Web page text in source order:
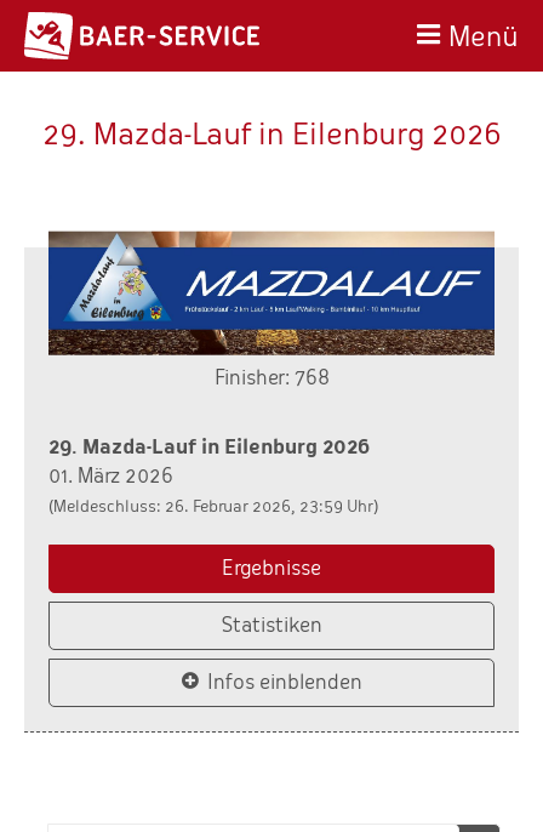
Menü
29. Mazda-Lauf in Eilenburg 2026
Finisher: 768
29. Mazda-Lauf in Eilenburg 2026
01. März 2026
(Meldeschluss: 26. Februar 2026, 23:59 Uhr)
Ergebnisse
Statistiken
Infos einblenden